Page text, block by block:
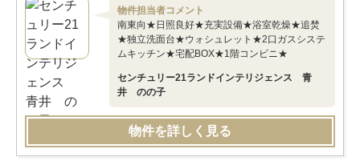
物件担当者コメント
南東向★日照良好★充実設備★浴室乾燥★追焚
★独立洗面台★ウォシュレット★2口ガスシステ
ムキッチン★宅配BOX★1階コンビニ★
センチュリー21ランドインテリジェンス 青
井 のの子
物件を詳しく見る